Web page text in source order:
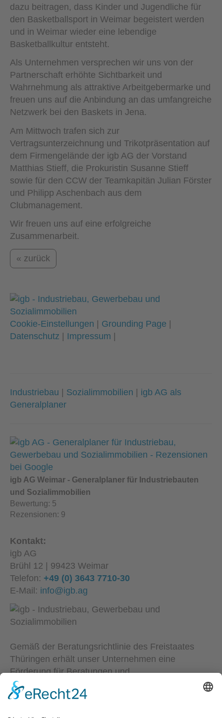
dazu beitragen, dass Kinder und Jugendliche für
den Basketballsport in Weimar begeistert werden
und in Weimar wieder eine lebendige
Basketballkultur entsteht.
Als Unternehmen versprechen wir uns von der
Partnerschaft erhöhte Sichtbarkeit und
Wahrnehmung als attraktive Arbeitgebermarke und
freuen uns auf die Anbindung an das umfangreiche
Netzwerk bei den Baskets in Jena.
Am Mittwoch trafen sich zur
Vertragsunterzeichnung und Trikotpräsentation auf
dem Firmengelände der igb AG der Vorstand
Matthias Stieff, die Prokuristin Susanne Stieff
sowie für den CCW der Teamkapitän Julian Förster
und Philipp Aschenbach aus dem
Clubmanagement.
Wir freuen uns auf eine erfolgreiche
Zusammenarbeit.
« zurück
Cookie-Einstellungen | Grounding Page |
Datenschutz | Impressum |
Industriebau Sozialimmobilien
igb AG als
Generalplaner
igb AG Weimar - Generalplaner für Industriebauten
und Sozialimmobilien
Bewertung: 5
Rezensionen: 9
Kontakt:
igb AG
Brühl 12 | 99423 Weimar
Telefon: +49 (0) 3643 7710-30
E-Mail: info@igb.ag
Gemäß der Beratungsrichtlinie des Freistaates
Thüringen erhält unser Unternehmen eine
Förderung für Beratungen und
Prozessbegleitungen, die Strategien zum Aufbau
bzw. für eine nachhaltige positive Entwicklung und